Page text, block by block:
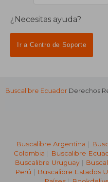
¿Necesitas ayuda?
Ir a Centro de Soporte
Buscalibre Ecuador Derechos
Buscalibre Argentina |
Colombia | Buscalibre
Buscalibre Uruguay|
Perú | Buscalibre Estados